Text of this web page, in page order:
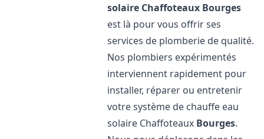
solaire Chaffoteaux Bourges
est là pour vous offrir ses
services de plomberie de qualité.
Nos plombiers expérimentés
interviennent rapidement pour
installer, réparer ou entretenir
votre système de chauffe eau
solaire Chaffoteaux Bourges.